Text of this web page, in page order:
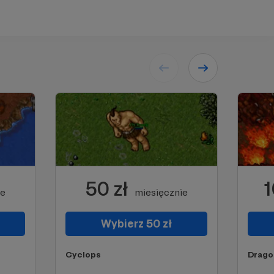
50 zł miesięcznie
Wybierz 50 zł
Cyclops